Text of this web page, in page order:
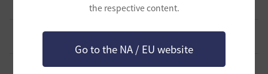
the respective content.
Go to the NA / EU website
38 シャイミン-日本 2 時間前
[スクリーンショット／映像]古巣の桟橋でおすまし
ラーナフルール-日本 3 時間前
エダナの王位戦 裏テクニック や所感など